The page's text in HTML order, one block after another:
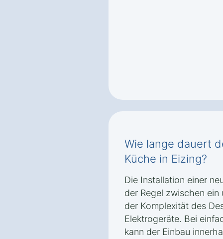
Wie lange dauert
Küche in Eizing?
Die Installation einer
der Regel zwischen
der Komplexität des
Elektrogeräte. Bei
kann der Einbau